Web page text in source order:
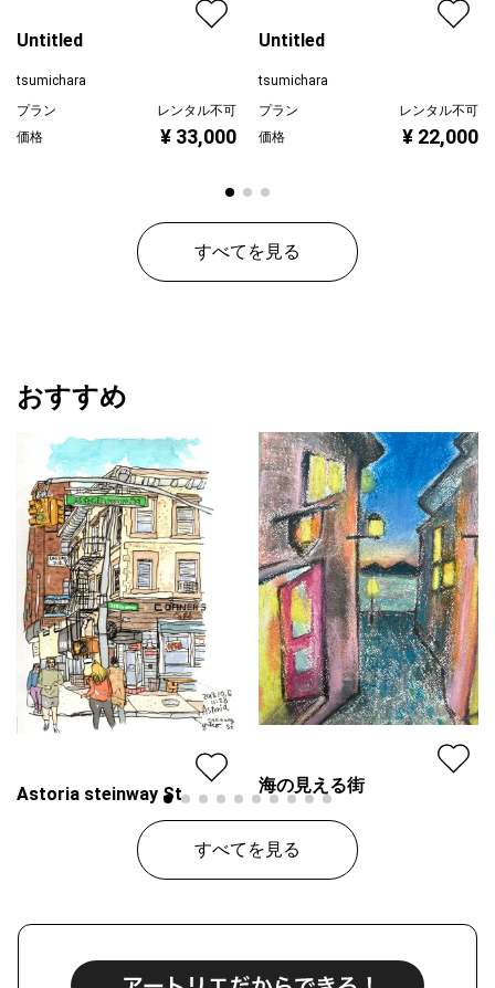
Untitled
tsumichara
プラン
レンタル不可
価格
¥ 33,000
Untitled
tsumichara
プラン
レンタル不可
価格
¥ 22,000
すべてを見る
おすすめ
Astoria steinway St
線画家 もんでんゆうこ
海の見える街
Mitsuho Sugawara
プラン
価格
すべてを見る